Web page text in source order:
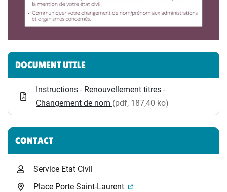
Informations complémentaires
DOCUMENT UTILE
Instructions - Renouvellement titres -
Changement de nom (pdf, 187,40 ko)
CONTACT
Service Etat Civil
Place Porte Saint-Laurent
(ouverture dans un